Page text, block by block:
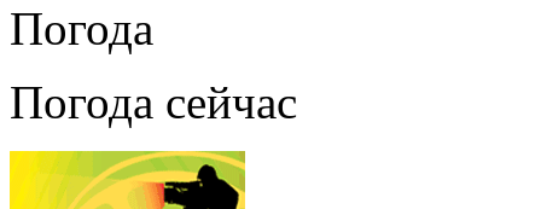
Погода
Погода сейчас